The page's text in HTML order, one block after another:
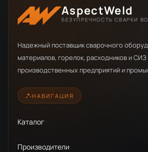
AspectWeld
БЕЗУПРЕЧНОСТЬ СВАРКИ
Надежный поставщик сварочного
материалов, горелок, расходников и СИЗ
производственных предприятий и
НАВИГАЦИЯ
Каталог
Производители